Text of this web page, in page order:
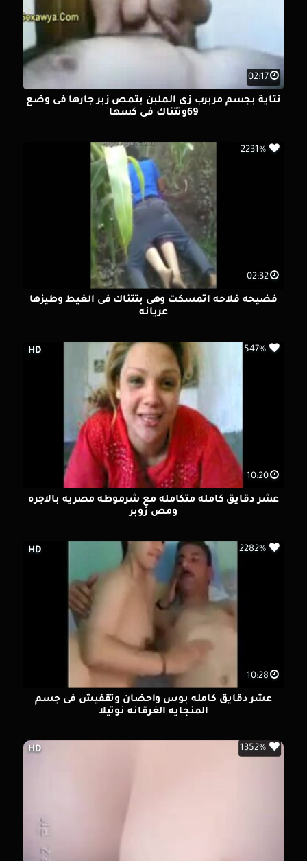
02:17
نتاية بجسم مربرب زى الملبن بتمص زبر جارها فى وضع
69وتتناك فى كسها
02:32
2231%
فضيحه فلاحه اتمسكت وهى بتتناك فى الغيط وطيزها
عريانه
10:20
HD 547%
عشر دقايق كامله متكامله مع شرموطه مصريه بالاجره
ومص زوبر
10:28
HD 2282%
عشر دقايق كامله بوس واحضان وتقفيش فى جسم
المنجايه الغرقانه نوتيلا
HD 1352%